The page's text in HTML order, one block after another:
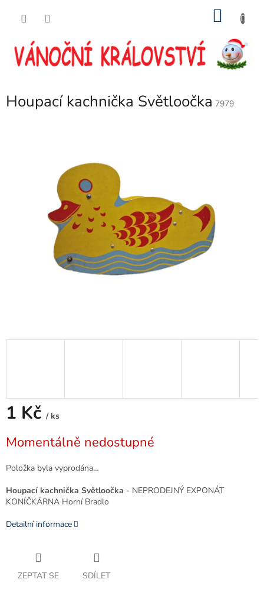
Houpací kachnička Světloočka 7979
1 Kč / ks
cena:
Momentálně nedostupné
Položka byla vyprodána…
Houpací kachnička Světloočka - NEPRODEJNÝ EXPONÁT
KONÍČKÁRNA Horní Bradlo
Detailní informace
ZEPTAT SE SDÍLET